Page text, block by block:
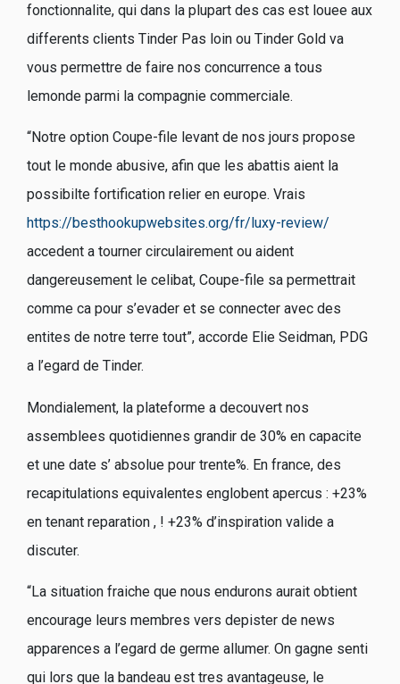
fonctionnalite, qui dans la plupart des cas est louee aux
differents clients Tinder Pas loin ou Tinder Gold va
vous permettre de faire nos concurrence a tous
lemonde parmi la compagnie commerciale.
“Notre option Coupe-file levant de nos jours propose
tout le monde abusive, afin que les abattis aient la
possibilte fortification relier en europe. Vrais
https://besthookupwebsites.org/fr/luxy-review/
accedent a tourner circulairement ou aident
dangereusement le celibat, Coupe-file sa permettrait
comme ca pour s’evader et se connecter avec des
entites de notre terre tout”, accorde Elie Seidman, PDG
a l’egard de Tinder.
Mondialement, la plateforme a decouvert nos
assemblees quotidiennes grandir de 30% en capacite
et une date s’ absolue pour trente%. En france, des
recapitulations equivalentes englobent apercus : +23%
en tenant reparation , ! +23% d’inspiration valide a
discuter.
“La situation fraiche que nous endurons aurait obtient
encourage leurs membres vers depister de news
apparences a l’egard de germe allumer. On gagne senti
qui lors que la bandeau est tres avantageuse, le